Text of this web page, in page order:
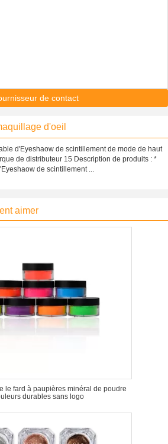
de contact
d'oeil
d'Eyeshaow de scintillement de mode de haut
de distributeur 15 Description de produits : *
de scintillement ...
aimer
le fard à paupières minéral de poudre
durables sans logo